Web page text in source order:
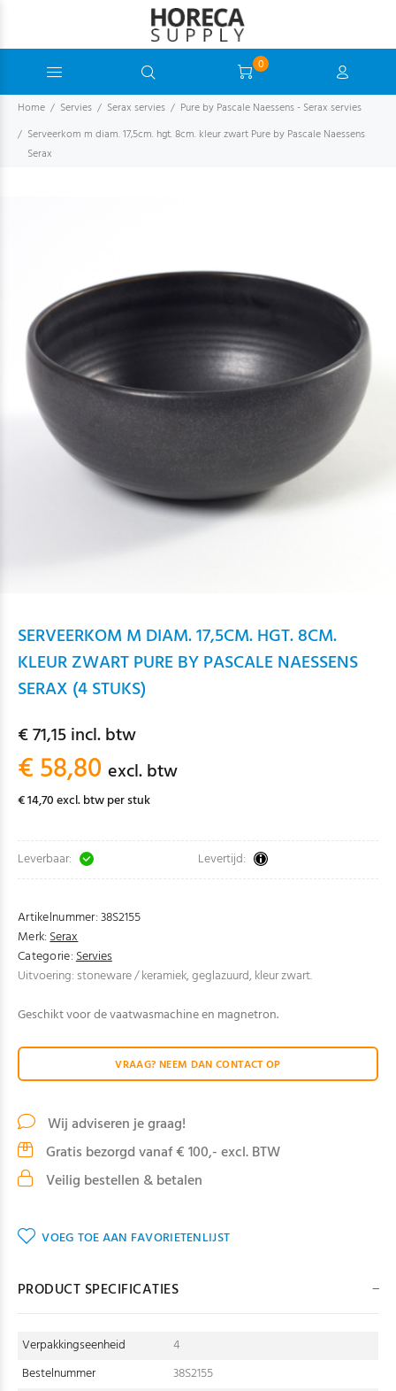
0
Home Servies Serax servies
Pure by Pascale Naessens - Serax servies
Serveerkom m diam. 17,5cm. hgt. 8cm. kleur zwart Pure by Pascale Naessens
Serax
SERVEERKOM M DIAM. 17,5CM. HGT. 8CM.
KLEUR ZWART PURE BY PASCALE NAESSENS
SERAX (4 STUKS)
€ 71,15 incl. btw
€ 58,80 excl. btw
€ 14,70 excl. btw per stuk
Leverbaar: Levertijd:
Artikelnummer:38S2155
Merk:Serax
Categorie:Servies
Uitvoering: stoneware / keramiek, geglazuurd, kleur zwart.
Geschikt voor de vaatwasmachine en magnetron.
VRAAG? NEEM DAN CONTACT OP
Wij adviseren je graag!
Gratis bezorgd vanaf € 100,- excl. BTW
Veilig bestellen & betalen
VOEG TOE AAN FAVORIETENLIJST
PRODUCT SPECIFICATIES
Verpakkingseenheid
4
Bestelnummer
38S2155